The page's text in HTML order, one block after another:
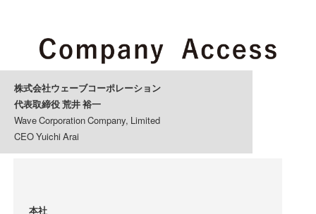
本社
株式会社ウェーブコーポレーション
代表取締役 荒井 裕一
Wave Corporation Company, Limited
CEO Yuichi Arai